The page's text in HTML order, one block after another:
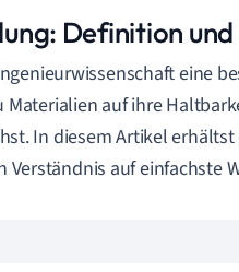
Definition
eine
auf ihre
In diesem Artikel
auf einfachste